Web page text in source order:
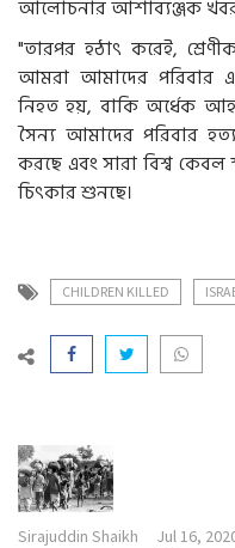
আলোচনার আশাব্যঞ্জক
"তারপর হঠাৎ করেই,
আমরা আমাদের পরিবার
নিহত হয়, বাকি অর্ধেক
সৈন্য আমাদের পরিবার
করছে এবং সারা বিশ্ব
চিৎকার শুনছে।
CHILDREN KILLED
Sirajuddin Shaikh Jul 16,